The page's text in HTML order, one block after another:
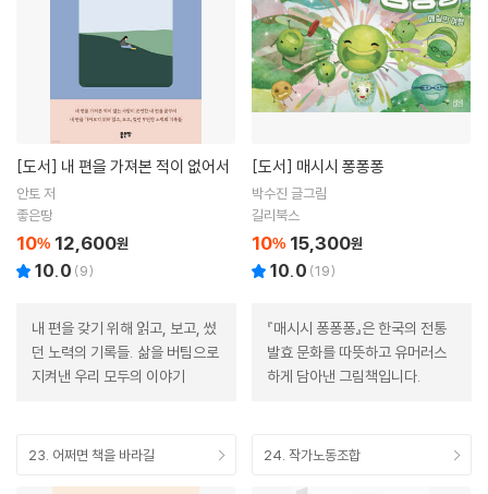
[도서] 내 편을 가져본 적이 없어서
안토 저
좋은땅
10% 12,600원
10.0 (9)
내 편을 갖기 위해 읽고, 보고, 썼
던 노력의 기록들. 삶을 버팀으로
지켜낸 우리 모두의 이야기
[도서] 매시시 퐁퐁퐁
박수진 글그림
길리북스
10% 15,300원
10.0 (19)
『매시시 퐁퐁퐁』은 한국의 전통
발효 문화를 따뜻하고 유머러스
하게 담아낸 그림책입니다.
23. 어쩌면 책을 바라길 24. 작가노동조합